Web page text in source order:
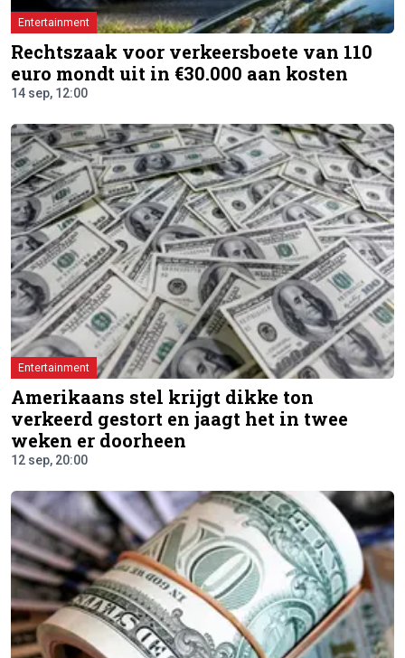
Entertainment
Rechtszaak voor verkeersboete van 110
euro mondt uit in €30.000 aan kosten
14 sep, 12:00
Entertainment
Amerikaans stel krijgt dikke ton
verkeerd gestort en jaagt het in twee
weken er doorheen
12 sep, 20:00